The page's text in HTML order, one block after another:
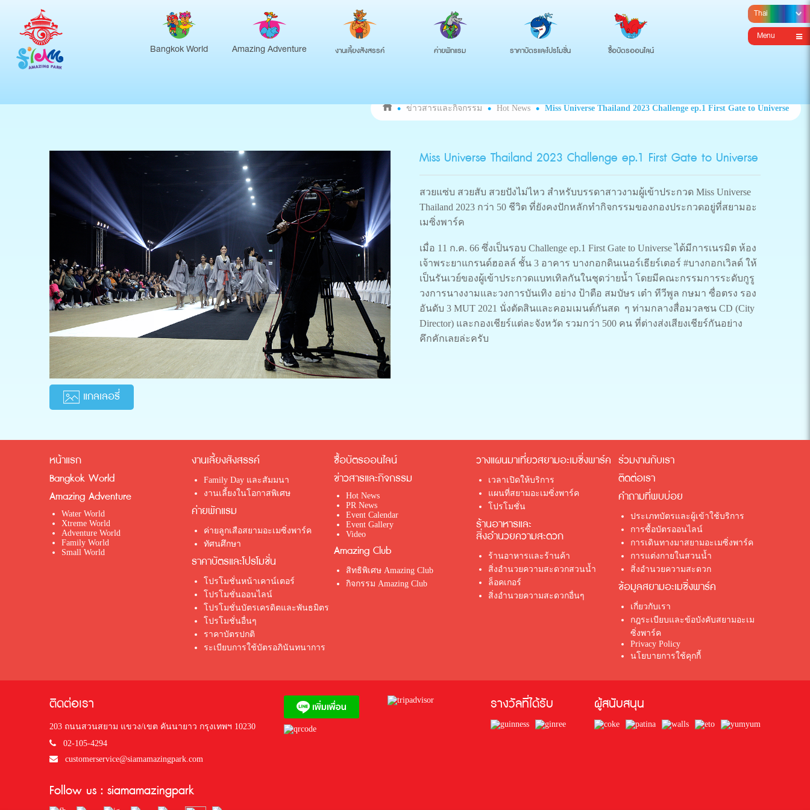
Bangkok World Amazing Adventure งานเลี้ยงสังสรรค์ ค่ายพักแรม ราคาบัตรและโปรโมชั่น ซื้อบัตรออนไลน์
Menu
ข่าวสารและกิจกรรม Hot News Miss Universe Thailand 2023 Challenge ep.1 First Gate to Universe
แกลเลอรี่
Miss Universe Thailand 2023 Challenge ep.1 First Gate to Universe
สวยแซ่บ สวยสับ สวยปังไม่ไหว สำหรับบรรดาสาวงามผู้เข้าประกวด Miss Universe
Thailand 2023 กว่า 50 ชีวิต ที่ยังคงปักหลักทำกิจกรรมของกองประกวดอยู่ที่สยามอะ
เมซิ่งพาร์ค
เมื่อ 11 ก.ค. 66 ซึ่งเป็นรอบ Challenge ep.1 First Gate to Universe ได้มีการเนรมิต ห้อง
เจ้าพระยาแกรนด์ฮอลล์ ชั้น 3 อาคาร บางกอกดินเนอร์เธียร์เตอร์ #บางกอกเวิลด์ ให้
เป็นรันเวย์ของผู้เข้าประกวดแบทเทิลกันในชุดว่ายน้ำ โดยมีคณะกรรมการระดับกูรู
วงการนางงามและวงการบันเทิง อย่าง ป้าตือ สมบัษร เต๋า ทีวีพูล กษมา ซื่อตรง รอง
อันดับ 3 MUT 2021 นั่งตัดสินและคอมเมนต์กันสด ๆ ท่ามกลางสื่อมวลชน CD (City
Director) และกองเชียร์แต่ละจังหวัด รวมกว่า 500 คน ที่ต่างส่งเสียงเชียร์กันอย่าง
คึกคักเลยล่ะครับ
หน้าแรก
Bangkok World
Amazing Adventure
Water World
Xtreme World
Adventure World
Family World
Small World
งานเลี้ยงสังสรรค์
Family Day และสัมมนา
งานเลี้ยงในโอกาสพิเศษ
ค่ายพักแรม
ค่ายลูกเสือสยามอะเมซิ่งพาร์ค
ทัศนศึกษา
ราคาบัตรและโปรโมชั่น
โปรโมชั่นหน้าเคาน์เตอร์
โปรโมชั่นออนไลน์
โปรโมชั่นบัตรเครดิตและพันธมิตร
โปรโมชั่นอื่นๆ
ราคาบัตรปกติ
ระเบียบการใช้บัตรอภินันทนาการ
ซื้อบัตรออนไลน์
ข่าวสารและกิจกรรม
Hot News
PR News
Event Calendar
Event Gallery
Video
Amazing Club
สิทธิพิเศษ Amazing Club
กิจกรรม Amazing Club
วางแผนมาเที่ยวสยามอะเมซิ่งพาร์ค
เวลาเปิดให้บริการ
แผนที่สยามอะเมซิ่งพาร์ค
โปรโมชั่น
ร้านอาหารและ
สิ่งอำนวยความสะดวก
ร้านอาหารและร้านค้า
สิ่งอำนวยความสะดวกสวนน้ำ
ล็อคเกอร์
สิ่งอำนวยความสะดวกอื่นๆ
ร่วมงานกับเรา
ติดต่อเรา
คำถามที่พบบ่อย
ประเภทบัตรและผู้เข้าใช้บริการ
การซื้อบัตรออนไลน์
การเดินทางมาสยามอะเมซิ่งพาร์ค
การแต่งกายในสวนน้ำ
สิ่งอำนวยความสะดวก
ข้อมูลสยามอะเมซิ่งพาร์ค
เกี่ยวกับเรา
กฎระเบียบและข้อบังคับสยามอะเม
ซิ่งพาร์ค
Privacy Policy
นโยบายการใช้คุกกี้
ติดต่อเรา
203 ถนนสวนสยาม แขวง/เขต คันนายาว กรุงเทพฯ 10230
02-105-4294
customerservice@siamamazingpark.com
Follow us : siamamazingpark
รางวัลที่ได้รับ ผู้สนับสนุน